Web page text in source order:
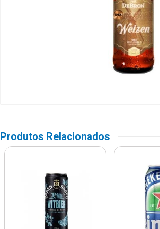
Produtos Relacionados